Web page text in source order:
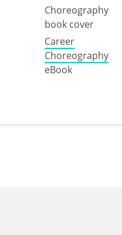
Career
Choreography
eBook